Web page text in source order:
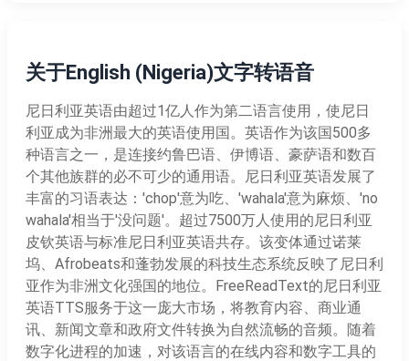
关于English (Nigeria)文字转语音
尼日利亚英语由超过1亿人作为第二语言使用，使尼日
利亚成为非洲最大的英语使用国。英语作为该国500多
种语言之一，是连接约鲁巴语、伊博语、豪萨语和数百
个其他族群的必不可少的通用语。尼日利亚英语发展了
丰富的习语表达：'chop'意为吃、'wahala'意为麻烦、'no
wahala'相当于'没问题'。超过7500万人使用的尼日利亚
皮钦英语与标准尼日利亚英语共存。该变体通过诺莱
坞、Afrobeats和蓬勃发展的科技生态系统反映了尼日利
亚作为非洲文化强国的地位。FreeReadText的尼日利亚
英语TTS服务于这一庞大市场，将教育内容、商业通
讯、新闻文章和政府文件转换为自然流畅的音频。随着
数字化进程的加速，对该语言的在线内容和数字工具的